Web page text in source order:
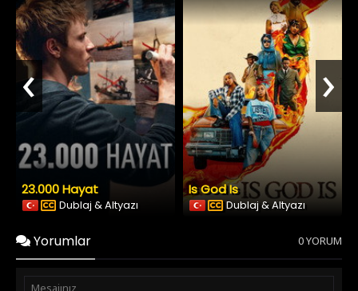
23.000 Hayat
Dublaj & Altyazı
Is God Is
Dublaj & Altyazı
‹ ›
Yorumlar 0 YORUM